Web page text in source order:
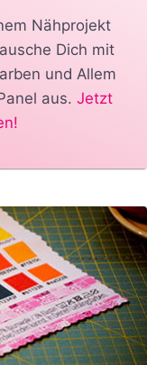
Nähprojekt
Dich mit
und Allem
aus. Jetzt